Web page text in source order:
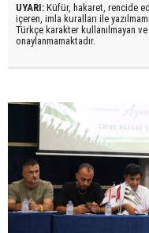
UYARI: Küfür, hakaret, rencide
içeren, imla kuralları ile
Türkçe karakter kullanılmayan
onaylanmamaktadır.